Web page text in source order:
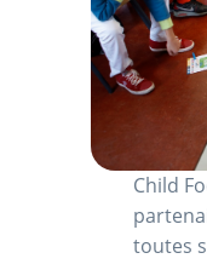
Child
toutes